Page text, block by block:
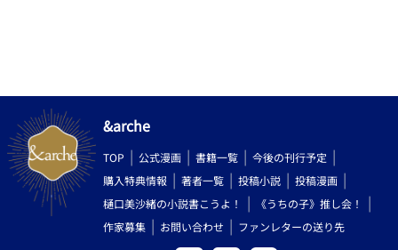
&arche
TOP 公式漫画 書籍一覧
今後の刊行予定
購入特典情報
著者一覧 投稿小説
投稿漫画
樋口美沙緒の小説書こうよ！
《うちの子》推し会！
作家募集
お問い合わせ ファンレターの送り先